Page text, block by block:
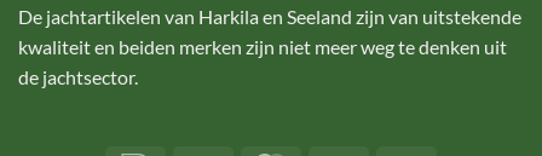
De jachtartikelen van Harkila en Seeland zijn van uitstekende
kwaliteit en beiden merken zijn niet meer weg te denken uit
de jachtsector.